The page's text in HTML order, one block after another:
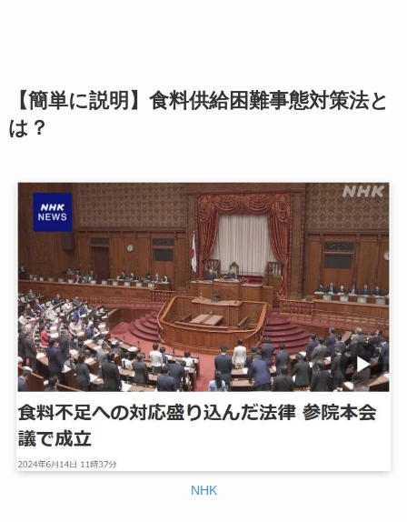
【簡単に説明】食料供給困難事態対策法と
は？
NHK